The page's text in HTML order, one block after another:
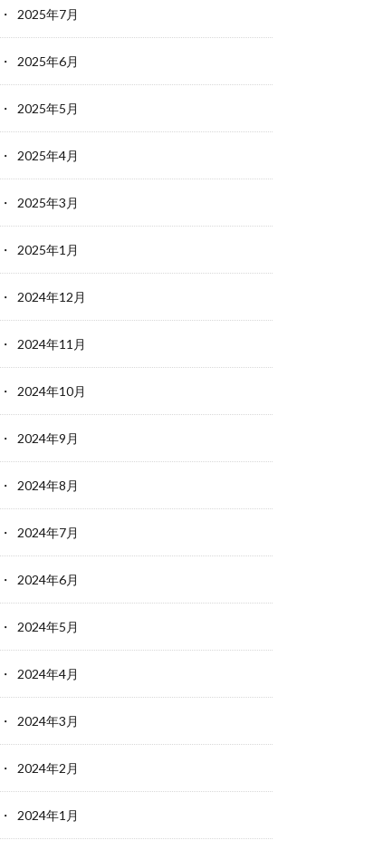
2025年7月
2025年6月
2025年5月
2025年4月
2025年3月
2025年1月
2024年12月
2024年11月
2024年10月
2024年9月
2024年8月
2024年7月
2024年6月
2024年5月
2024年4月
2024年3月
2024年2月
2024年1月